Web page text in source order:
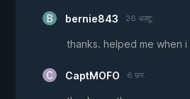
bernie843 26 अक्टू.
thanks. helped me when
CaptMOFO 6 फ़र.